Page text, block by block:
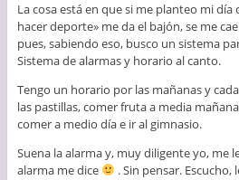
La cosa está en que si me planteo mi día
hacer deporte» me da el bajón, se me
pues, sabiendo eso, busco un sistema
Sistema de alarmas y horario al canto.
Tengo un horario por las mañanas y
las pastillas, comer fruta a media
comer a medio día e ir al gimnasio.
Suena la alarma y, muy diligente yo, me
alarma me dice
. Sin pensar. Escucho,